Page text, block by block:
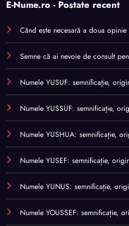
E-Nume.ro - Postate recent
Când este necesară a doua
Semne că ai nevoie de consult
Numele YUSUF: semnificație,
Numele YUSSUF: semnificație,
Numele YUSHUA: semnificație,
Numele YUSEF: semnificație,
Numele YUNUS: semnificație,
Numele YOUSSEF: semnificație,